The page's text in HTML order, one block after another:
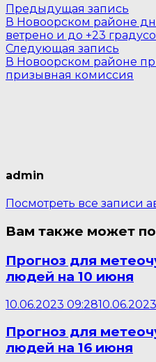
Навигация
по
записям
Предыдущая запись
В Новоорском районе
ветрено и до +23
Следующая запись
В Новоорском районе
призывная комиссия
admin
Посмотреть все записи
Вам также может
Прогноз для
людей на 10 июня
10.06.2023 09:28
Прогноз для
людей на 16 июня